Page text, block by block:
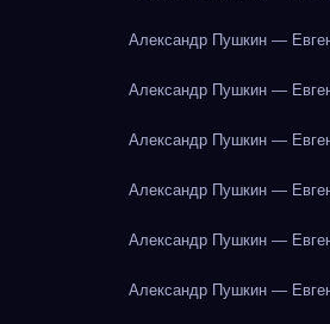
Александр Пушкин —
Александр Пушкин —
Александр Пушкин —
Александр Пушкин —
Александр Пушкин —
Александр Пушкин —